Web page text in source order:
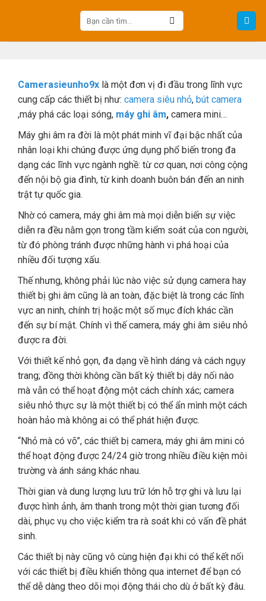
Tìm
kiếm:
Camerasieunho9x là một đơn vị đi đầu trong lĩnh vực
cung cấp các thiết bị như: camera siêu nhỏ, bút camera
,máy phá các loại sóng, máy ghi âm, camera mini…
Máy ghi âm ra đời là một phát minh vĩ đại bậc nhất của
nhân loại khi chúng được ứng dụng phổ biến trong đa
dạng các lĩnh vực ngành nghề: từ cơ quan, nơi công cộng
đến nội bộ gia đình, từ kinh doanh buôn bán đến an ninh
trật tự quốc gia.
Nhờ có camera, máy ghi âm mà mọi diễn biến sự việc
diễn ra đều nằm gọn trong tầm kiểm soát của con người,
từ đó phòng tránh được những hành vi phá hoại của
nhiều đối tượng xấu.
Thế nhưng, không phải lúc nào việc sử dụng camera hay
thiết bị ghi âm cũng là an toàn, đặc biệt là trong các lĩnh
vực an ninh, chính trị hoặc một số mục đích khác cần
đến sự bí mật. Chính vì thế camera, máy ghi âm siêu nhỏ
được ra đời.
Với thiết kế nhỏ gọn, đa dạng về hình dáng và cách ngụy
trang; đồng thời không cần bất kỳ thiết bị dây nối nào
mà vẫn có thể hoạt động một cách chính xác; camera
siêu nhỏ thực sự là một thiết bị có thể ẩn mình một cách
hoàn hảo mà không ai có thể phát hiện được.
“Nhỏ mà có võ”, các thiết bị camera, máy ghi âm mini có
thể hoạt động được 24/24 giờ trong nhiều điều kiện môi
trường và ánh sáng khác nhau.
Thời gian và dung lượng lưu trữ lớn hỗ trợ ghi và lưu lại
được hình ảnh, âm thanh trong một thời gian tương đối
dài, phục vụ cho việc kiểm tra rà soát khi có vấn đề phát
sinh.
Các thiết bị này cũng vô cùng hiện đại khi có thể kết nối
với các thiết bị điều khiển thông qua internet để bạn có
thể dễ dàng theo dõi mọi động thái cho dù ở bất kỳ đâu.